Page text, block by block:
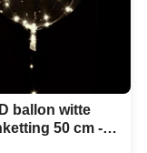
ballon witte
50 cm - 3